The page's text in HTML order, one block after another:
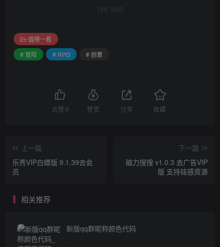
THE END
值得一看
# 冒险
# RPG # 创意
点赞 0 赞赏 分享 收藏
上一篇
乐秀VIP白嫖版 9.1.39去会
员
下一篇
磁力搜搜 v1.0.3 去广告VIP
版 支持铭感资源
相关推荐
新版qq群昵称颜色代码